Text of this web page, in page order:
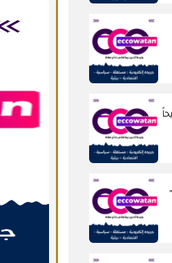
"رويترز": شركات صينية وهندية